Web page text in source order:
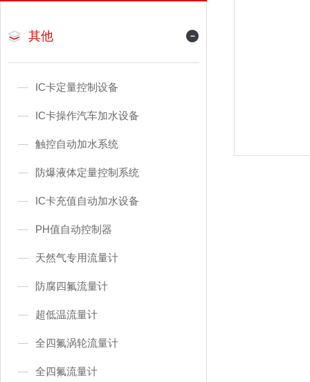
其他
IC卡定量控制设备
IC卡操作汽车加水设备
触控自动加水系统
防爆液体定量控制系统
IC卡充值自动加水设备
PH值自动控制器
天然气专用流量计
防腐四氟流量计
超低温流量计
全四氟涡轮流量计
全四氟流量计